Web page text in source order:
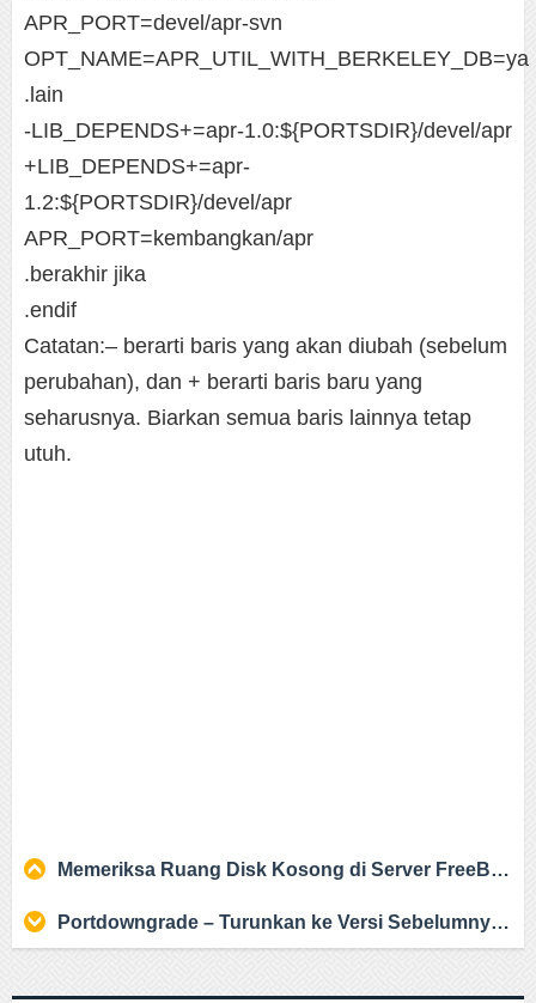
APR_PORT=devel/apr-svn
OPT_NAME=APR_UTIL_WITH_BERKELEY_DB=ya
.lain
-LIB_DEPENDS+=apr-1.0:${PORTSDIR}/devel/apr
+LIB_DEPENDS+=apr-
1.2:${PORTSDIR}/devel/apr
APR_PORT=kembangkan/apr
.berakhir jika
.endif
Catatan:– berarti baris yang akan diubah (sebelum
perubahan), dan + berarti baris baru yang
seharusnya. Biarkan semua baris lainnya tetap
utuh.
Memeriksa Ruang Disk Kosong di Server FreeBSD
Portdowngrade – Turunkan ke Versi Sebelumnya dari Port FreeBSD